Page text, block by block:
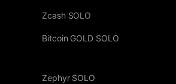
Zcash SOLO
Bitcoin GOLD SOLO
Zephyr SOLO